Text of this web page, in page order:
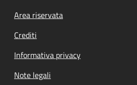
Footer menu
Area riservata
Crediti
Informativa privacy
Note legali